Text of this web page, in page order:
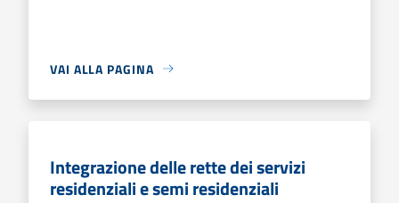
VAI ALLA PAGINA
Integrazione delle rette dei servizi
residenziali e semi residenziali